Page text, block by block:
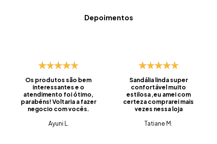
Depoimentos
Os produtos são bem
interessantes e o
atendimento foi ótimo,
parabéns! Voltaria a fazer
negocio com vocês.
Ayuni L.
Sandália linda super
confortável muito
estilosa ,eu amei com
certeza comprarei mais
vezes nessa loja
Tatiane M.